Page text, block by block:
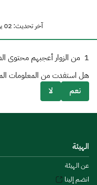
آخر تحديث: 02 يونيو 2026 05:33 م المملكة العربية السعودية
1 من الزوار أعجبهم
هل استفدت من المعلومات
نعم
لا
الهيئة
عن الهيئة
انضم إلينا